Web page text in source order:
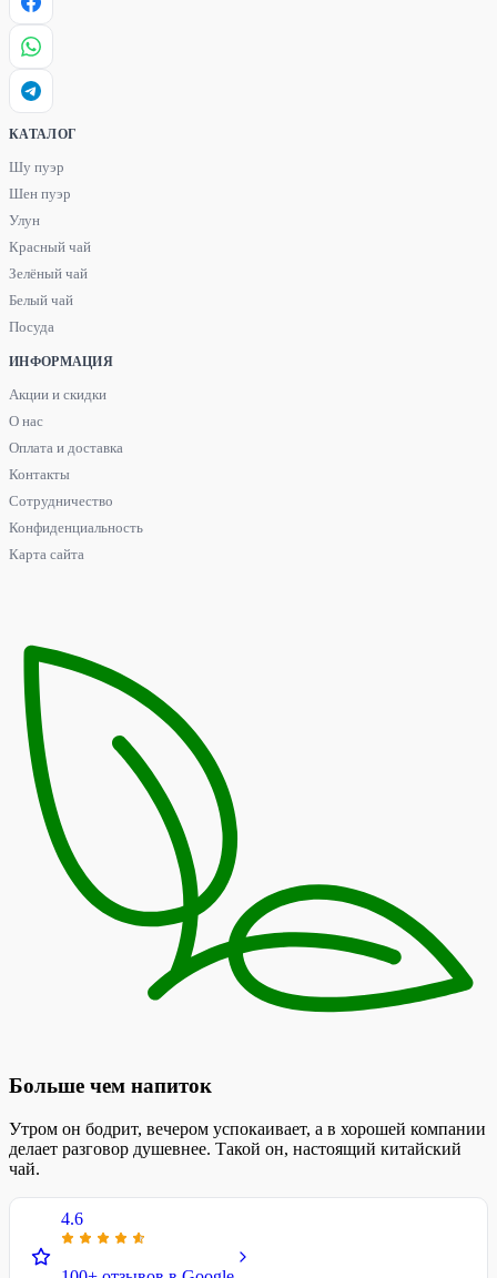
КАТАЛОГ
Шу пуэр
Шен пуэр
Улун
Красный чай
Зелёный чай
Белый чай
Посуда
ИНФОРМАЦИЯ
Акции и скидки
О нас
Оплата и доставка
Контакты
Сотрудничество
Конфиденциальность
Карта сайта
Больше чем напиток
Утром он бодрит, вечером успокаивает, а в хорошей компании
делает разговор душевнее. Такой он, настоящий китайский
чай.
4.6